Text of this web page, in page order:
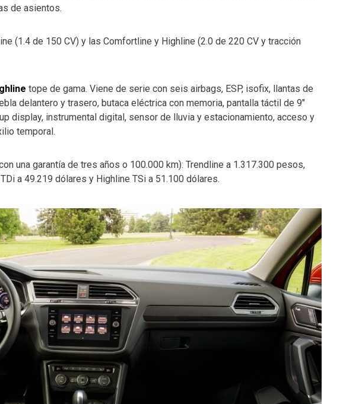
de asientos.
(1.4 de 150 CV) y las Comfortline y Highline (2.0 de 220 CV y tracción
tope de gama. Viene de serie con seis airbags, ESP, isofix, llantas de
delantero y trasero, butaca eléctrica con memoria, pantalla táctil de 9″
display, instrumental digital, sensor de lluvia y estacionamiento, acceso y
temporal.
una garantía de tres años o 100.000 km): Trendline a 1.317.300 pesos,
a 49.219 dólares y Highline TSi a 51.100 dólares.